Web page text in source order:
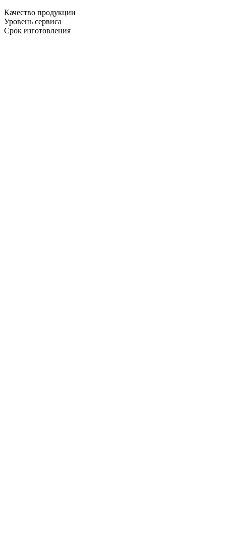
Качество продукции
Уровень сервиса
Срок изготовления